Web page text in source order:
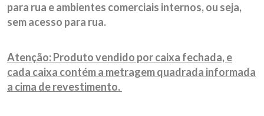
para rua e ambientes comerciais internos, ou seja,
sem acesso para rua.
Atenção: Produto vendido por caixa fechada, e
cada caixa contém a metragem quadrada informada
a cima de revestimento.